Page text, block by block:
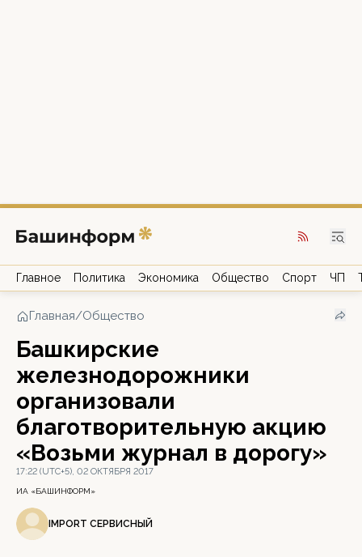
Главное Политика Экономика Общество Спорт ЧП
Главная/Общество
Башкирские
железнодорожники
организовали
благотворительную акцию
«Возьми журнал в дорогу»
17:22 (UTC+5), 02 ОКТЯБРЯ 2017
ИА «БАШИНФОРМ»
IMPORT СЕРВИСНЫЙ